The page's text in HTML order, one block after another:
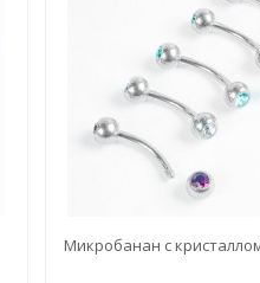
Микробанан с